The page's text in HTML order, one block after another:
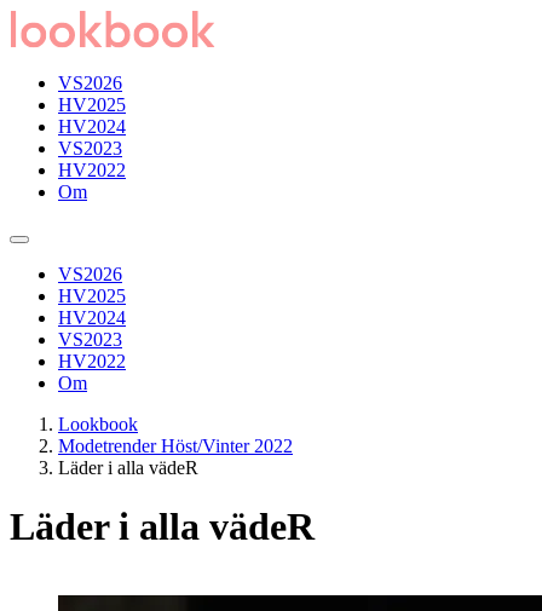
VS2026
HV2025
HV2024
VS2023
HV2022
Om
VS2026
HV2025
HV2024
VS2023
HV2022
Om
Lookbook
Modetrender Höst/Vinter 2022
Läder i alla vädeR
Läder i alla vädeR